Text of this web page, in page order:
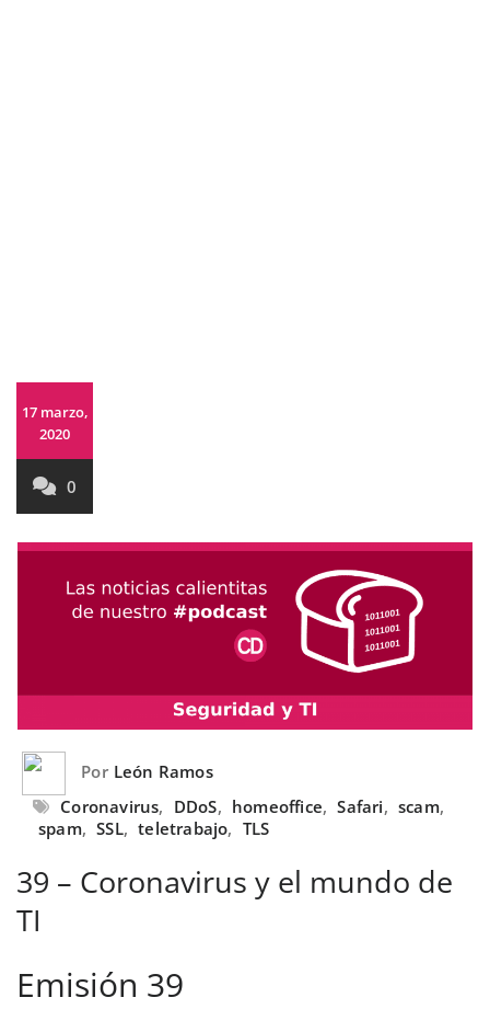
17 marzo,
2020
0
Por León Ramos
Coronavirus, DDoS, homeoffice, Safari, scam,
spam, SSL, teletrabajo, TLS
39 – Coronavirus y el mundo de
TI
Emisión 39